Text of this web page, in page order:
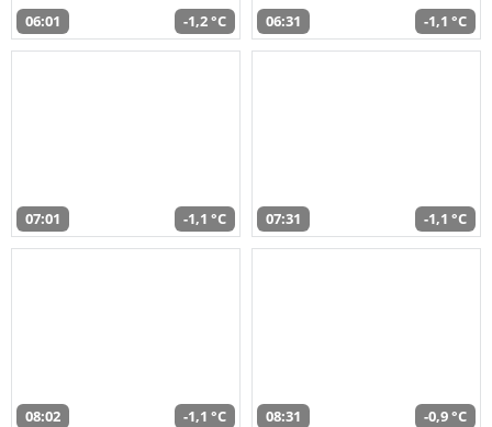
06:01 -1,2 °C 06:31 -1,1 °C
07:01 -1,1 °C 07:31 -1,1 °C
08:02 -1,1 °C 08:31 -0,9 °C